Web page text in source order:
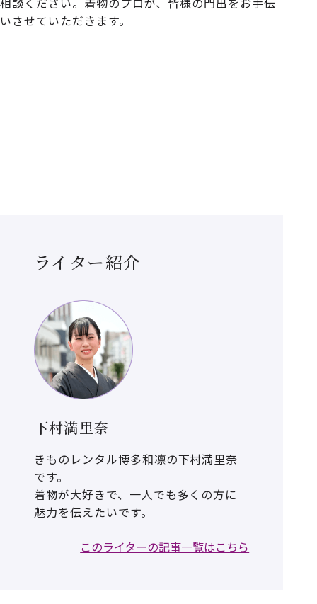
いさせていただきます。
ライター紹介
下村満里奈
きものレンタル博多和凛の下村満里奈
です。
着物が大好きで、一人でも多くの方に
魅力を伝えたいです。
このライターの記事一覧はこちら